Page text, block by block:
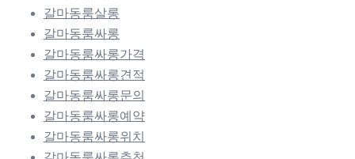
갈마동룸살롱
갈마동룸싸롱
갈마동룸싸롱가격
갈마동룸싸롱견적
갈마동룸싸롱문의
갈마동룸싸롱예약
갈마동룸싸롱위치